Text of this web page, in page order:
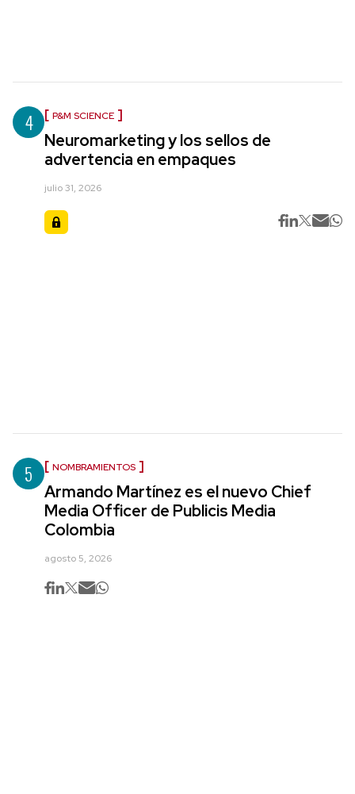
4 P&M SCIENCE
Neuromarketing y los sellos de
advertencia en empaques
julio 31, 2026
5 NOMBRAMIENTOS
Armando Martínez es el nuevo Chief
Media Officer de Publicis Media
Colombia
agosto 5, 2026